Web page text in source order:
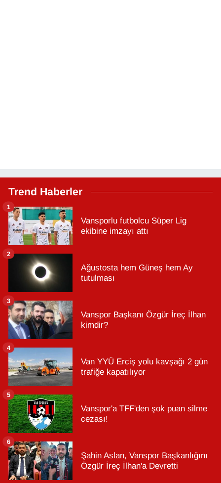
Trend Haberler
Vansporlu futbolcu Süper Lig
ekibine imzayı attı
1
Ağustosta hem Güneş hem Ay
tutulması
2
Vanspor Başkanı Özgür İreç İlhan
kimdir?
3
Van YYÜ Erciş yolu kavşağı 2 gün
trafiğe kapatılıyor
4
Vanspor'a TFF'den şok puan silme
cezası!
5
Şahin Aslan, Vanspor Başkanlığını
Özgür İreç İlhan'a Devretti
6